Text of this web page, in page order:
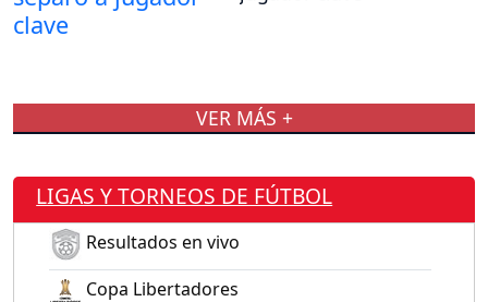
VER MÁS +
LIGAS Y TORNEOS DE FÚTBOL
Resultados en vivo
Copa Libertadores